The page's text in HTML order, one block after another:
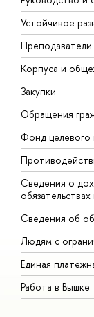
Устойчивое
Корпуса и
Закупки
Обращения
Фонд целевого
Сведения о
Сведения об
Людям с
Единая
Работа в Вышке